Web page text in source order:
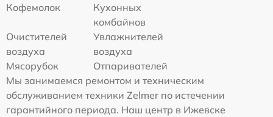
Кофемолок
Кухонных
комбайнов
Очистителей
воздуха
Увлажнителей
воздуха
Мясорубок
Отпаривателей
Мы занимаемся ремонтом и техническим
обслуживанием техники Zelmer по истечении
гарантийного периода. Наш центр в Ижевске